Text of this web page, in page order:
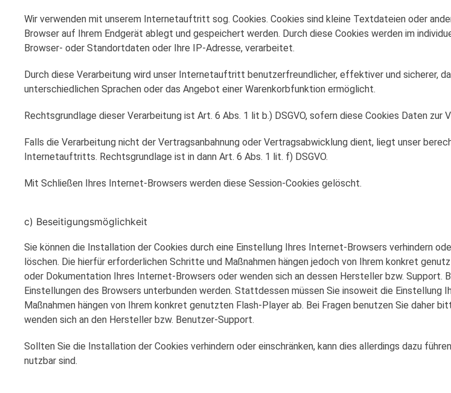
Wir verwenden mit unserem Internetauftritt sog. Cookies. Cookies sind kleine Textdateien oder
Browser auf Ihrem Endgerät ablegt und gespeichert werden. Durch diese Cookies werden im
Browser- oder Standortdaten oder Ihre IP-Adresse, verarbeitet.
Durch diese Verarbeitung wird unser Internetauftritt benutzerfreundlicher, effektiver und sicherer,
unterschiedlichen Sprachen oder das Angebot einer Warenkorbfunktion ermöglicht.
Rechtsgrundlage dieser Verarbeitung ist Art. 6 Abs. 1 lit b.) DSGVO, sofern diese Cookies Daten
Falls die Verarbeitung nicht der Vertragsanbahnung oder Vertragsabwicklung dient, liegt unser
Internetauftritts. Rechtsgrundlage ist in dann Art. 6 Abs. 1 lit. f) DSGVO.
Mit Schließen Ihres Internet-Browsers werden diese Session-Cookies gelöscht.
c) Beseitigungsmöglichkeit
Sie können die Installation der Cookies durch eine Einstellung Ihres Internet-Browsers verhindern
löschen. Die hierfür erforderlichen Schritte und Maßnahmen hängen jedoch von Ihrem konkret
oder Dokumentation Ihres Internet-Browsers oder wenden sich an dessen Hersteller bzw. Support.
Einstellungen des Browsers unterbunden werden. Stattdessen müssen Sie insoweit die Einstellung
Maßnahmen hängen von Ihrem konkret genutzten Flash-Player ab. Bei Fragen benutzen Sie daher
wenden sich an den Hersteller bzw. Benutzer-Support.
Sollten Sie die Installation der Cookies verhindern oder einschränken, kann dies allerdings dazu
nutzbar sind.